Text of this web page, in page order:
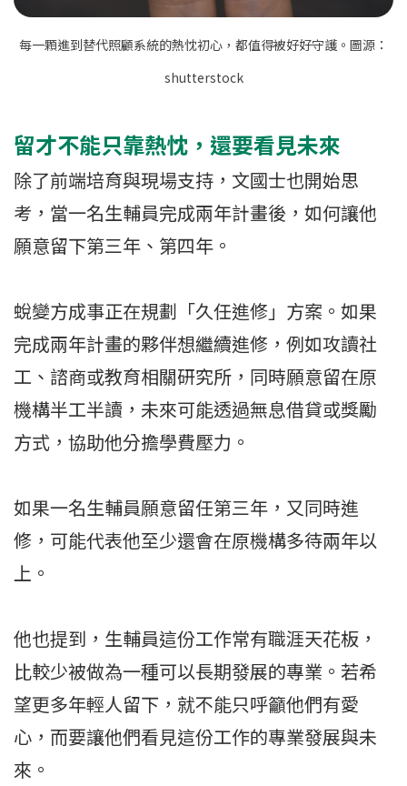
每一顆進到替代照顧系統的熱忱初心，都值得被好好守護。圖源：
shutterstock
留才不能只靠熱忱，還要看見未來
除了前端培育與現場支持，文國士也開始思
考，當一名生輔員完成兩年計畫後，如何讓他
願意留下第三年、第四年。
蛻變方成事正在規劃「久任進修」方案。如果
完成兩年計畫的夥伴想繼續進修，例如攻讀社
工、諮商或教育相關研究所，同時願意留在原
機構半工半讀，未來可能透過無息借貸或獎勵
方式，協助他分擔學費壓力。
如果一名生輔員願意留任第三年，又同時進
修，可能代表他至少還會在原機構多待兩年以
上。
他也提到，生輔員這份工作常有職涯天花板，
比較少被做為一種可以長期發展的專業。若希
望更多年輕人留下，就不能只呼籲他們有愛
心，而要讓他們看見這份工作的專業發展與未
來。